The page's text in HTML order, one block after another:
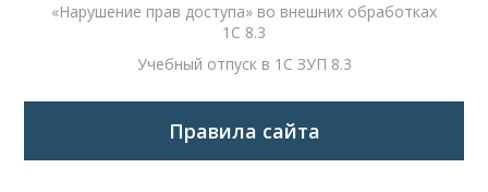
«Нарушение прав доступа» во внешних обработках
1С 8.3
Учебный отпуск в 1С ЗУП 8.3
Правила сайта